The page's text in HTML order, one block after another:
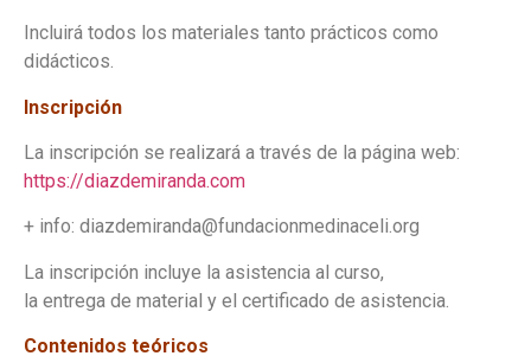
Incluirá todos los materiales tanto prácticos como
didácticos.
Inscripción
La inscripción se realizará a través de la página web:
https://diazdemiranda.com
+ info: diazdemiranda@fundacionmedinaceli.org
La inscripción incluye la asistencia al curso,
la entrega de material y el certificado de asistencia.
Contenidos teóricos